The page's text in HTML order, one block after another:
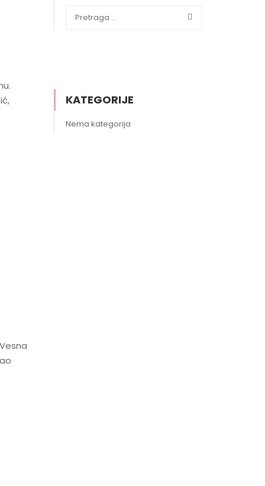
KATEGORIJE
Nema kategorija